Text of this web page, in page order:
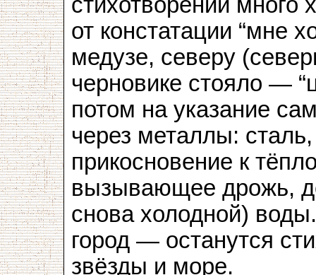
стихотворении много
от констатации “мне
медузе, северу
черновике стояло —
потом на указание
через металлы:
прикосновение к
вызывающее дрожь,
снова холодной)
город — останутся
звёзды и море.